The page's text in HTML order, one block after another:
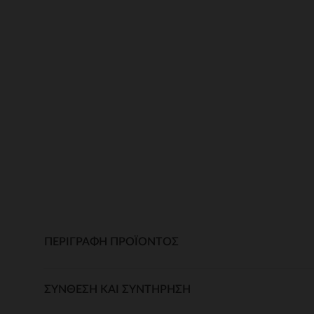
ΠΕΡΙΓΡΑΦΉ ΠΡΟΪΌΝΤΟΣ
ΣΎΝΘΕΣΗ ΚΑΙ ΣΥΝΤΉΡΗΣΗ